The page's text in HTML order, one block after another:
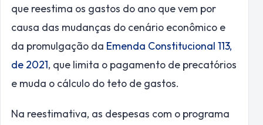
que reestima os gastos do ano que vem por
causa das mudanças do cenário econômico e
da promulgação da Emenda Constitucional 113,
de 2021, que limita o pagamento de precatórios
e muda o cálculo do teto de gastos.
Na reestimativa, as despesas com o programa